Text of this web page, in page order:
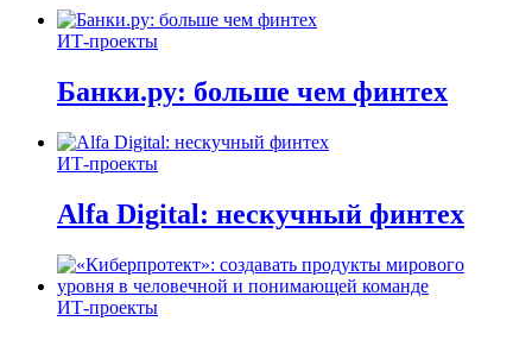
ИТ-проекты
Банки.ру: больше чем финтех
ИТ-проекты
Alfa Digital: нескучный финтех
ИТ-проекты